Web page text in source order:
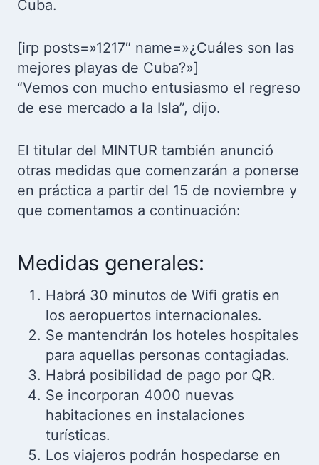
Cuba.
[irp posts=»1217″ name=»¿Cuáles son las
mejores playas de Cuba?»]
“Vemos con mucho entusiasmo el regreso
de ese mercado a la Isla”, dijo.
El titular del MINTUR también anunció
otras medidas que comenzarán a ponerse
en práctica a partir del 15 de noviembre y
que comentamos a continuación:
Medidas generales:
Habrá 30 minutos de Wifi gratis en
los aeropuertos internacionales.
Se mantendrán los hoteles hospitales
para aquellas personas contagiadas.
Habrá posibilidad de pago por QR.
Se incorporan 4000 nuevas
habitaciones en instalaciones
turísticas.
Los viajeros podrán hospedarse en